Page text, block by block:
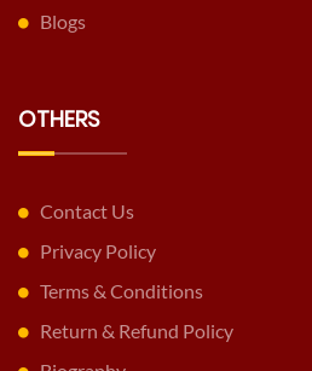
Blogs
OTHERS
Contact Us
Privacy Policy
Terms & Conditions
Return & Refund Policy